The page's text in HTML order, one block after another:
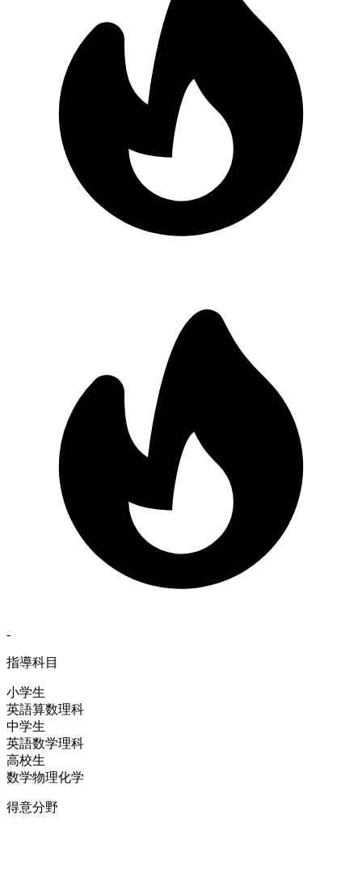
-
指導科目
小学生
英語算数理科
中学生
英語数学理科
高校生
数学物理化学
得意分野